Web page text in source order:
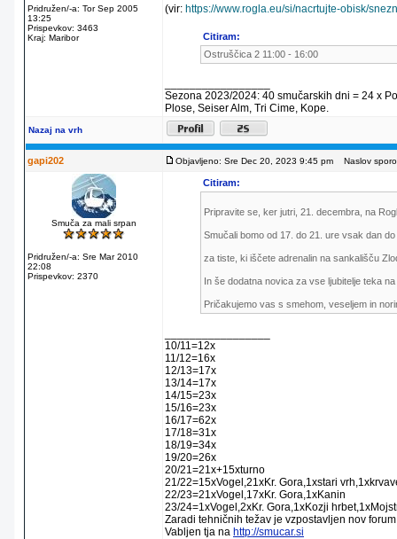
Pridružen/-a: Tor Sep 2005
13:25
Prispevkov: 3463
Kraj: Maribor
(vir: https://www.rogla.eu/si/nacrtujte-obisk/
Citiram:
Ostruščica 2 11:00 - 16:00
Sezona 2023/2024: 40 smučarskih dni = 24 x
Plose, Seiser Alm, Tri Cime, Kope.
Nazaj na vrh
gapi202 Objavljeno: Sre Dec 20, 2023 9:45 pm Naslov
Smuča za mali srpan
Pridružen/-a: Sre Mar 2010
22:08
Prispevkov: 2370
Citiram:
Pripravite se, ker jutri, 21. decembra, na
Smučali bomo od 17. do 21. ure vsak dan
za tiste, ki iščete adrenalin na sankališču
In še dodatna novica za vse ljubitelje teka
Pričakujemo vas s smehom, veseljem in
10/11=12x
11/12=16x
12/13=17x
13/14=17x
14/15=23x
15/16=23x
16/17=62x
17/18=31x
18/19=34x
19/20=26x
20/21=21x+15xturno
21/22=15xVogel,21xKr. Gora,1xstari
22/23=21xVogel,17xKr. Gora,1xKanin
23/24=1xVogel,2xKr. Gora,1xKozji
Zaradi tehničnih težav je vzpostavljen nov
Vabljen tja na http://smucar.si